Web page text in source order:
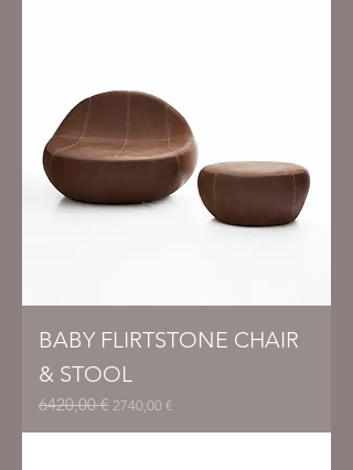
BABY FLIRTSTONE CHAIR
& STOOL
Prezzo regolare
6420,00 € Prezzo scontato
2740,00 €